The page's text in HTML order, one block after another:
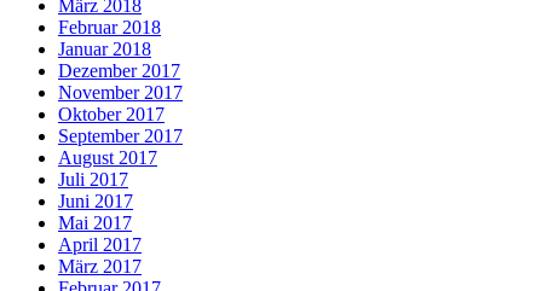
März 2018
Februar 2018
Januar 2018
Dezember 2017
November 2017
Oktober 2017
September 2017
August 2017
Juli 2017
Juni 2017
Mai 2017
April 2017
März 2017